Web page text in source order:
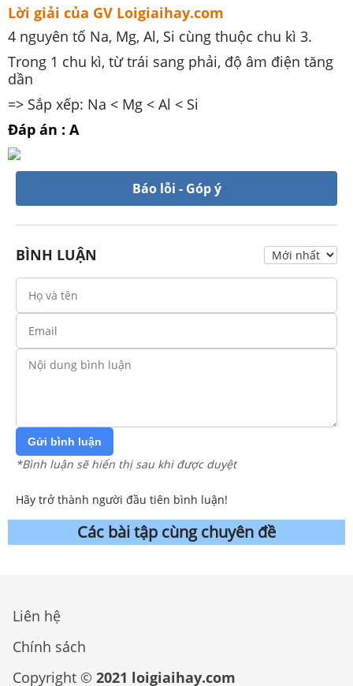
Lời giải của GV Loigiaihay.com
4 nguyên tố Na, Mg, Al, Si cùng thuộc chu kì 3.
Trong 1 chu kì, từ trái sang phải, độ âm điện tăng
dần
=> Sắp xếp: Na < Mg < Al < Si
Đáp án : A
Báo lỗi - Góp ý
BÌNH LUẬN
Gửi bình luận
*Bình luận sẽ hiển thị sau khi được duyệt
Hãy trở thành người đầu tiên bình luận!
Các bài tập cùng chuyên đề
Liên hệ
Chính sách
Copyright © 2021 loigiaihay.com